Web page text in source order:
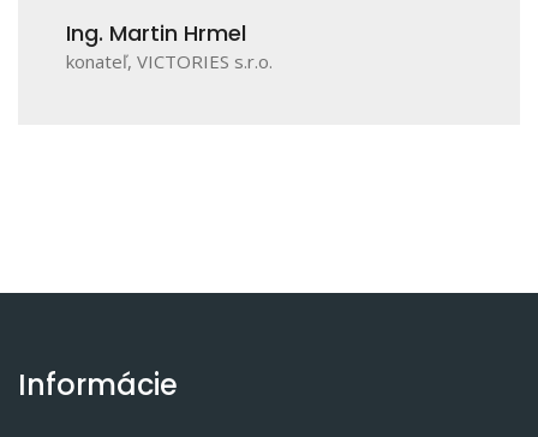
Ing. Martin Hrmel
konateľ, VICTORIES s.r.o.
Informácie